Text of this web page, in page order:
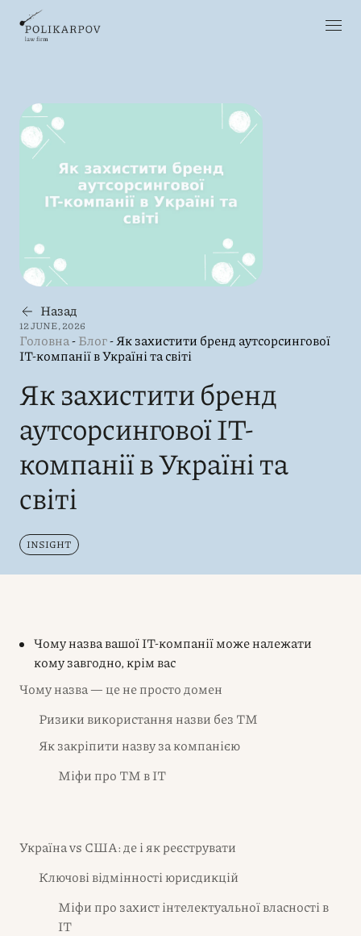
Назад
12 JUNE, 2026
Головна-Блог-Як захистити бренд аутсорсингової
IT-компанії в Україні та світі
Як захистити бренд
аутсорсингової IT-
компанії в Україні та
світі
INSIGHT
Чому назва вашої IT-компанії може належати
кому завгодно, крім вас
Чому назва — це не просто домен
Ризики використання назви без ТМ
Як закріпити назву за компанією
Міфи про ТМ в IT
Україна vs США: де і як реєструвати
Ключові відмінності юрисдикцій
Міфи про захист інтелектуальної власності в
IT